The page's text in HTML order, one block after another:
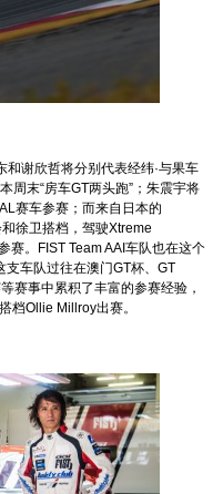
谢欣哲将分别代表经纬·与果车
周末“房车GT两头跑”；朱震宇将
赛车参赛；而来自日本的
徐卫搭档，驾驶Xtreme
赛。FIST Team AAI车队也在这个
支车队过往在澳门GT杯、GT
赛事中累积了丰富的参赛经验，
档Ollie Millroy出赛。